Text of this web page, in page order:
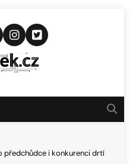
Novinkám
předchůdce i konkurenci drtí